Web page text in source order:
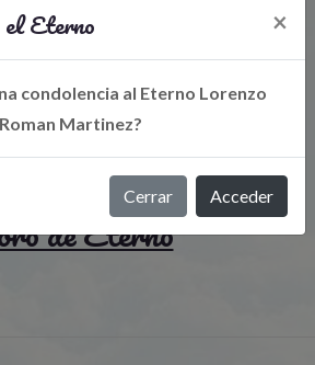
de Eterno
el Eterno ×
condolencia al Eterno Lorenzo
Roman Martinez?
Cerrar Acceder